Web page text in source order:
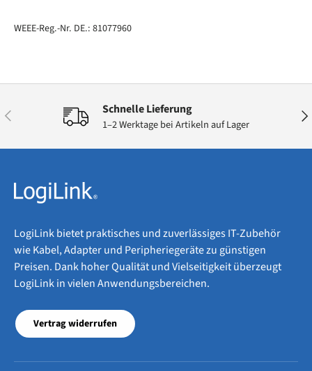
WEEE-Reg.-Nr. DE.: 81077960
Vorherige Schnelle Lieferung
1–2 Werktage bei Artikeln auf Lager
LogiLink bietet praktisches und zuverlässiges IT-Zubehör
wie Kabel, Adapter und Peripheriegeräte zu günstigen
Preisen. Dank hoher Qualität und Vielseitigkeit überzeugt
LogiLink in vielen Anwendungsbereichen.
Vertrag widerrufen